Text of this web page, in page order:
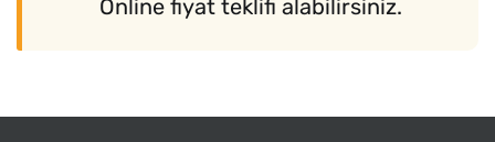
Online fiyat teklifi alabilirsiniz.